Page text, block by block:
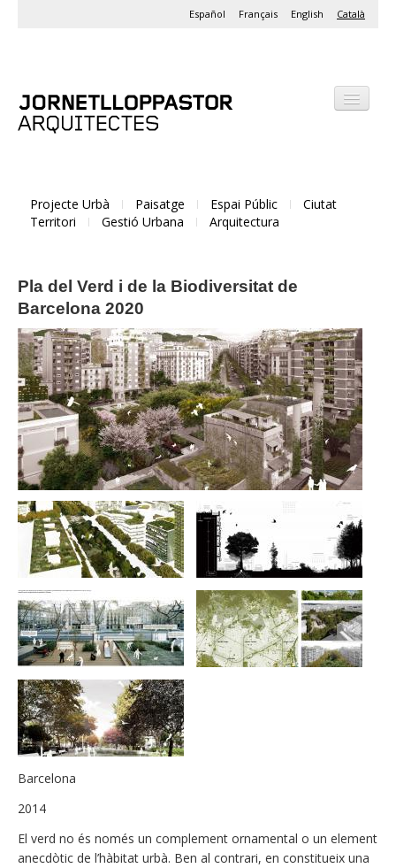
Català
English
Français
Español
Projecte Urbà Paisatge Espai Públic
Ciutat
Territori
Gestió Urbana Arquitectura
Pla del Verd i de la Biodiversitat de
Barcelona 2020
Barcelona
2014
El verd no és només un complement ornamental o un element
anecdòtic de l’hàbitat urbà. Ben al contrari, en constitueix una